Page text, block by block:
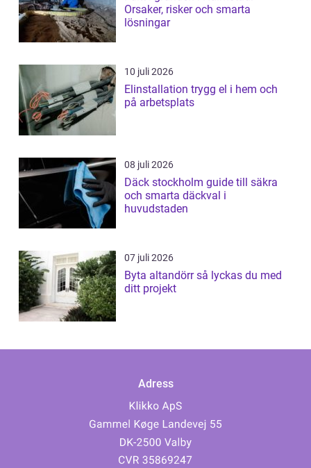
Orsaker, risker och smarta
lösningar
10 juli 2026
Elinstallation trygg el i hem och
på arbetsplats
08 juli 2026
Däck stockholm guide till säkra
och smarta däckval i
huvudstaden
07 juli 2026
Byta altandörr så lyckas du med
ditt projekt
Adress